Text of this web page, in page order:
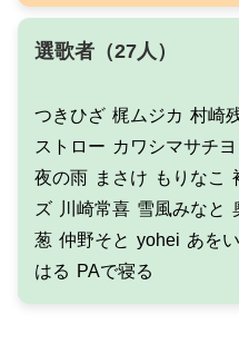
選歌者（27人）
つきひざ 梶ムジカ 村崎
ストロー カワシマサチヨ
夜の雨 まさけ もりなこ
ズ 川崎常喜 雪風みなと
葱 仲野そと yohei あをい
はる PAで寝る